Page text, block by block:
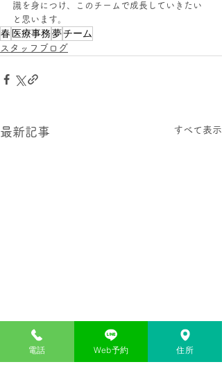
識を身につけ、このチームで成長していきたい
と思います。
春 医療事務夢チーム
スタッフブログ
最新記事 すべて表示
電話 Web予約 住所